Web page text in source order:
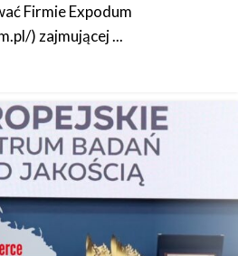
Firmie Expodum
) zajmującej ...